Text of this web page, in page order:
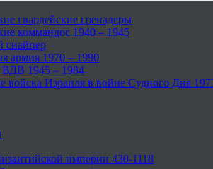
гвардейские гренадеры
коммандос 1940 – 1945
снайпер
армия 1970 – 1990
ВДВ 1945 – 1984
войска Израиля в войне Судного Дня
империи 430-1118